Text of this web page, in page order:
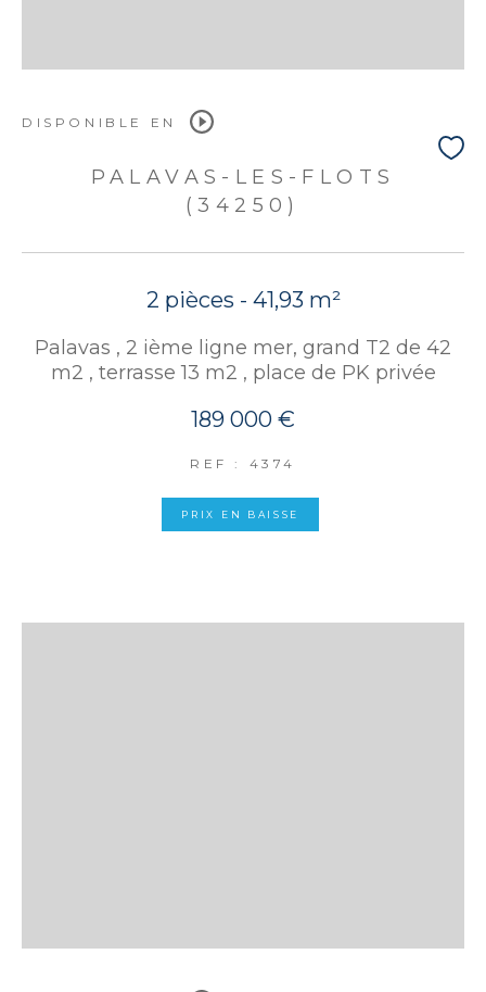
DISPONIBLE EN
PALAVAS-LES-FLOTS
(34250)
2 pièces - 41,93 m²
Palavas , 2 ième ligne mer, grand T2 de 42
m2 , terrasse 13 m2 , place de PK privée
189 000 €
REF : 4374
PRIX EN BAISSE